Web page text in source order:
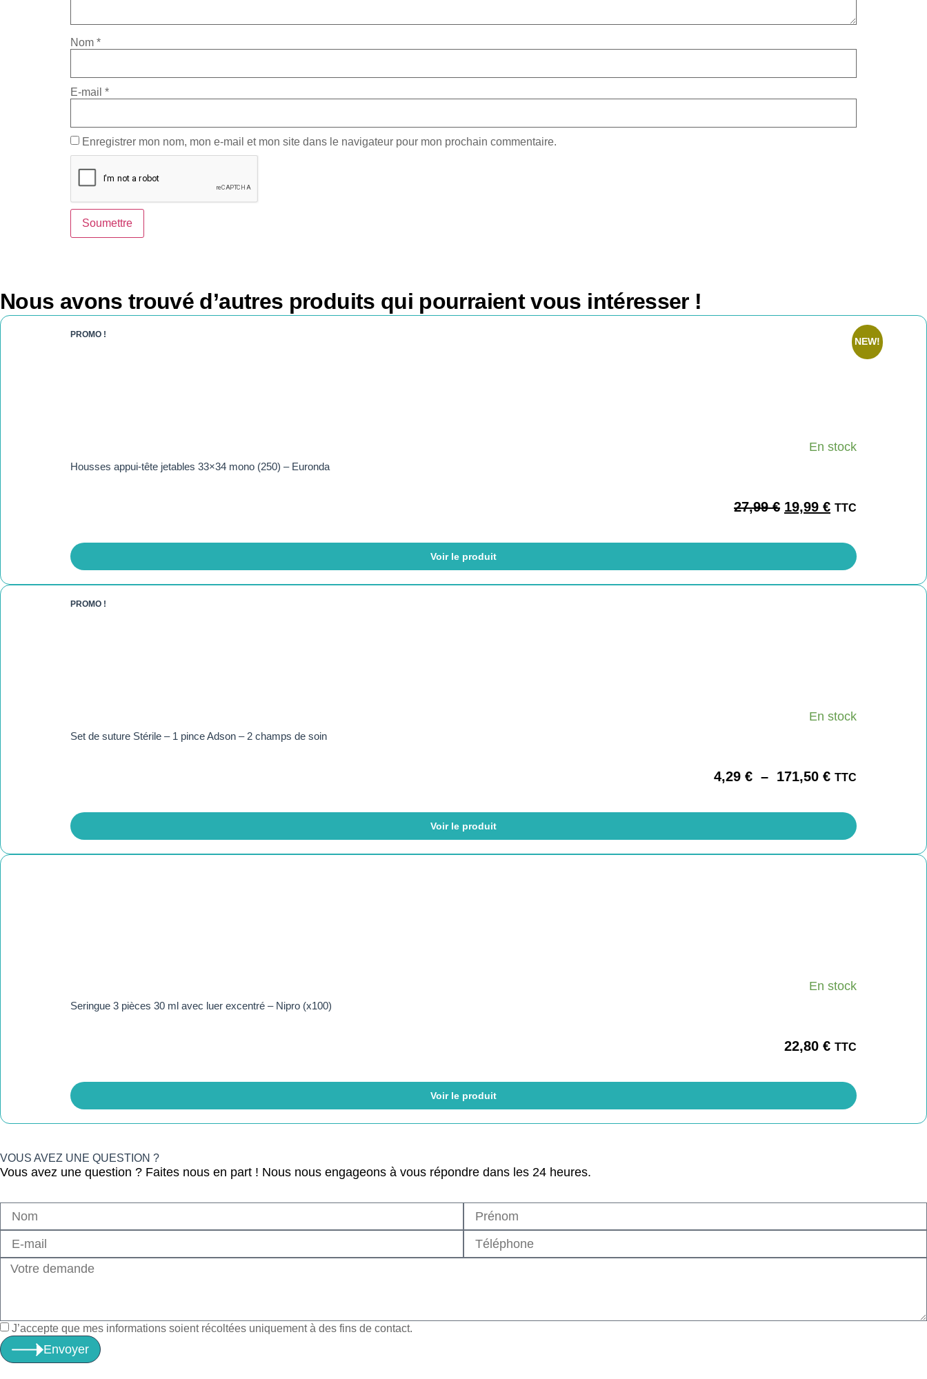
Nom *
E-mail *
Enregistrer mon nom, mon e-mail et mon site dans le navigateur pour mon prochain commentaire.
Nous avons trouvé d’autres produits qui pourraient vous intéresser !
PROMO !
NEW!
En stock
Housses appui-tête jetables 33×34 mono (250) – Euronda
27,99€ 19,99 € TTC
Voir le produit
PROMO !
En stock
Set de suture Stérile – 1 pince Adson – 2 champs de soin
4,29 € – 171,50 € TTC
Voir le produit
En stock
Seringue 3 pièces 30 ml avec luer excentré – Nipro (x100)
22,80 € TTC
Voir le produit
VOUS AVEZ UNE QUESTION ?
Vous avez une question ? Faites nous en part ! Nous nous engageons à vous répondre dans les 24 heures.
J’accepte que mes informations soient récoltées uniquement à des fins de contact.
Envoyer